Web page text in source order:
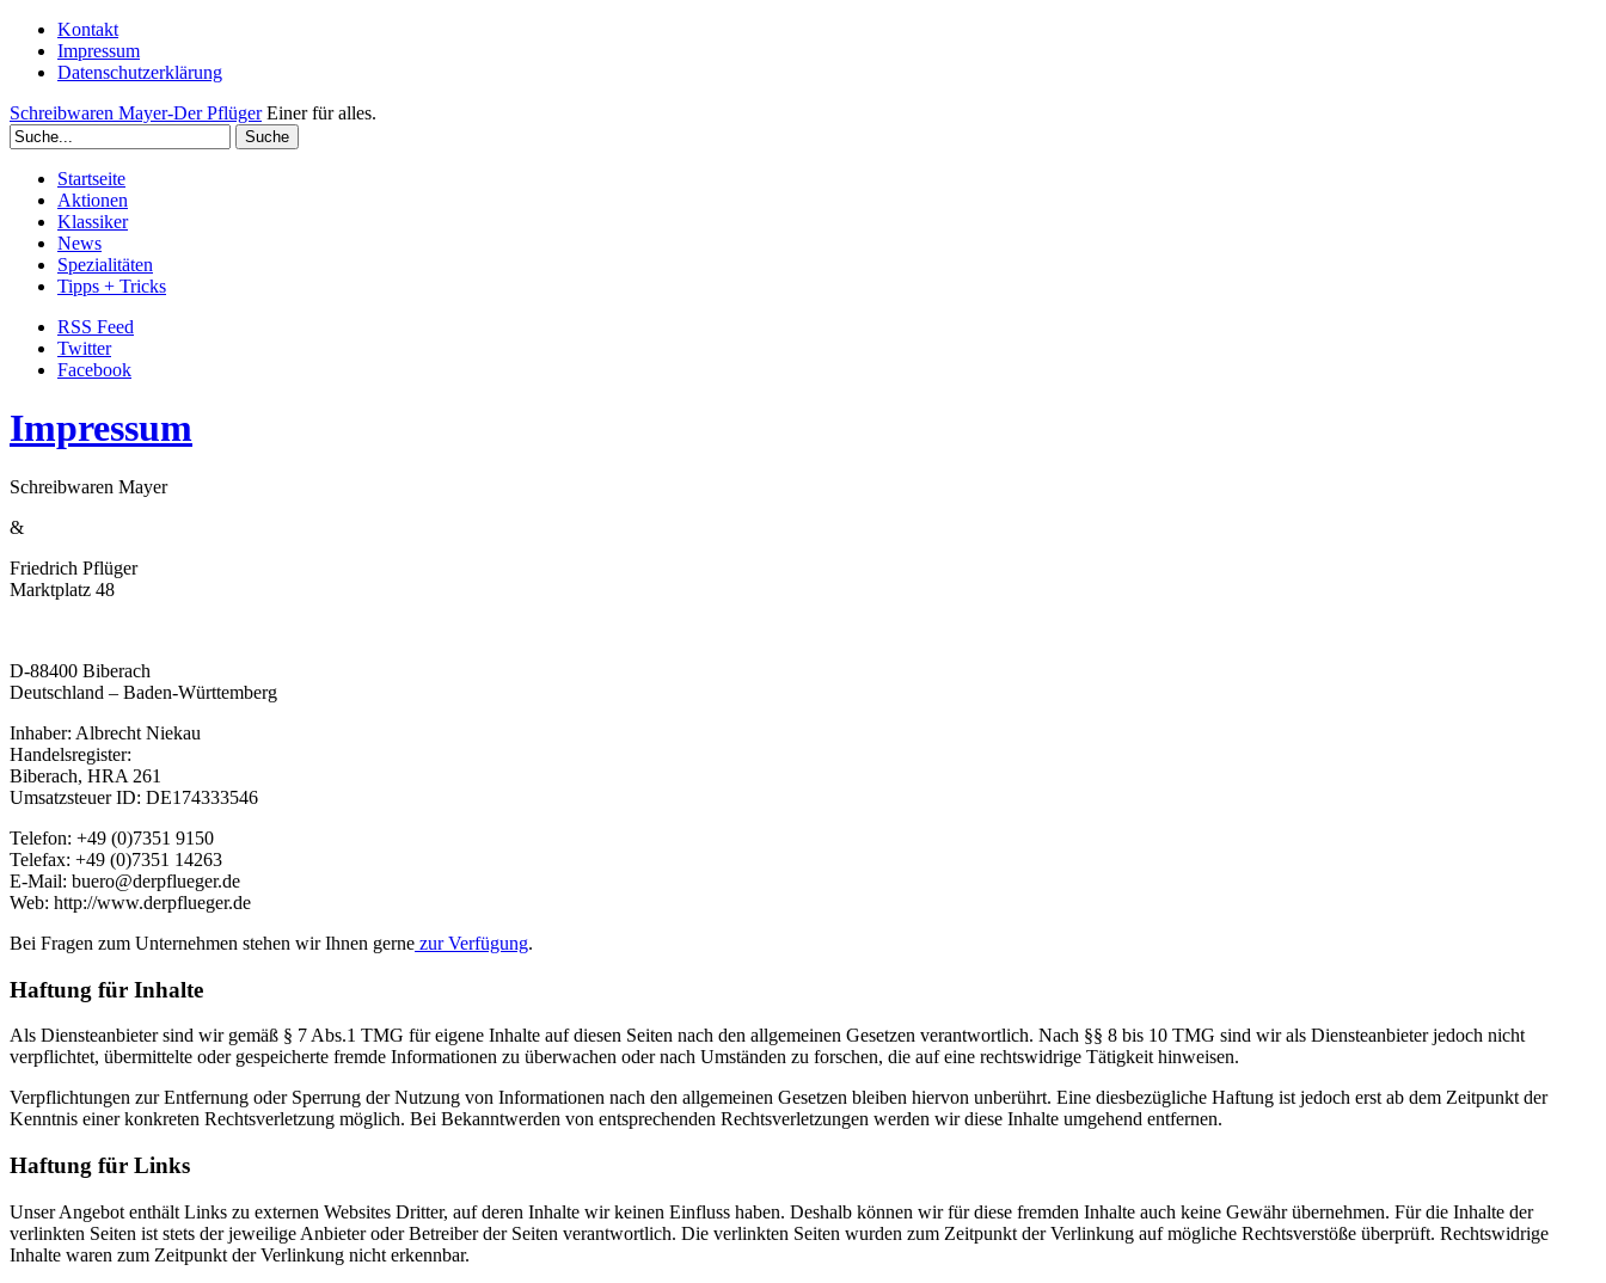
Kontakt
Impressum
Datenschutzerklärung
Schreibwaren Mayer-Der Pflüger Einer für alles.
Startseite
Aktionen
Klassiker
News
Spezialitäten
Tipps + Tricks
RSS Feed
Twitter
Facebook
Impressum
Schreibwaren Mayer
&
Friedrich Pflüger
Marktplatz 48
D-88400 Biberach
Deutschland – Baden-Württemberg
Inhaber: Albrecht Niekau
Handelsregister:
Biberach, HRA 261
Umsatzsteuer ID: DE174333546
Telefon: +49 (0)7351 9150
Telefax: +49 (0)7351 14263
E-Mail: buero@derpflueger.de
Web: http://www.derpflueger.de
Bei Fragen zum Unternehmen stehen wir Ihnen gerne zur Verfügung.
Haftung für Inhalte
Als Diensteanbieter sind wir gemäß § 7 Abs.1 TMG für eigene Inhalte auf diesen Seiten nach den allgemeinen Gesetzen verantwortlich. Nach §§ 8 bis 10 TMG sind wir als Diensteanbieter jedoch nicht
verpflichtet, übermittelte oder gespeicherte fremde Informationen zu überwachen oder nach Umständen zu forschen, die auf eine rechtswidrige Tätigkeit hinweisen.
Verpflichtungen zur Entfernung oder Sperrung der Nutzung von Informationen nach den allgemeinen Gesetzen bleiben hiervon unberührt. Eine diesbezügliche Haftung ist jedoch erst ab dem Zeitpunkt der
Kenntnis einer konkreten Rechtsverletzung möglich. Bei Bekanntwerden von entsprechenden Rechtsverletzungen werden wir diese Inhalte umgehend entfernen.
Haftung für Links
Unser Angebot enthält Links zu externen Websites Dritter, auf deren Inhalte wir keinen Einfluss haben. Deshalb können wir für diese fremden Inhalte auch keine Gewähr übernehmen. Für die Inhalte der
verlinkten Seiten ist stets der jeweilige Anbieter oder Betreiber der Seiten verantwortlich. Die verlinkten Seiten wurden zum Zeitpunkt der Verlinkung auf mögliche Rechtsverstöße überprüft. Rechtswidrige
Inhalte waren zum Zeitpunkt der Verlinkung nicht erkennbar.